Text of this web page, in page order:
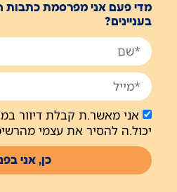
מדי פעם אני מפרסמת כתבות
בעניינים?
אני מאשר.ת קבלת דיוור
יכול.ה להסיר את עצמי
כן, אני